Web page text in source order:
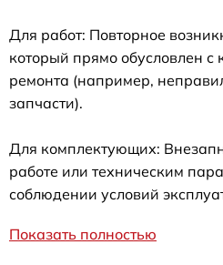
Для работ: Повторное
который прямо обусловлен с
ремонта (например,
запчасти).
Для комплектующих:
работе или техническим
соблюдении условий
Показать полностью